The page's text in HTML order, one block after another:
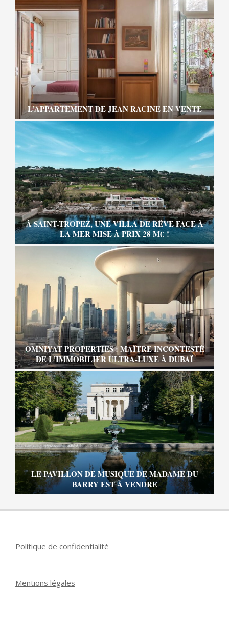
L’APPARTEMENT DE JEAN RACINE EN VENTE
À SAINT-TROPEZ, UNE VILLA DE RÊVE FACE À
LA MER MISE À PRIX 28 M€ !
OMNIYAT PROPERTIES : MAÎTRE INCONTESTÉ
DE L’IMMOBILIER ULTRA-LUXE À DUBAÏ
LE PAVILLON DE MUSIQUE DE MADAME DU
BARRY EST À VENDRE
Politique de confidentialité
Mentions légales